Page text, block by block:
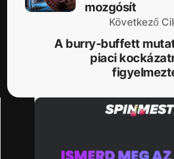
mozgósít
Következő
A burry-buffett
piaci